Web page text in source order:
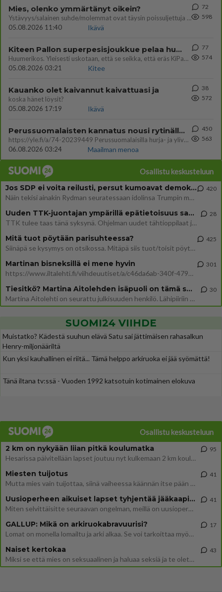
Mies, olenko ymmärtänyt oikein?
Ystävyys/salainen suhde/molemmat ovat täysin poissuljettuja asioita? Nainen
05.08.2026 11:40
Ikävä
72
598
Kiteen Pallon superpesisjoukkue pelaa huumeiden vaikutuksen alaisena
Huumerikos. Yleisesti uskotaan, että se seikka, että eräs KiPan pelaaja kärähtää huumeista, on vain jäävuoren huippu. M
05.08.2026 03:21
Kitee
77
574
Kauanko olet kaivannut kaivattuasi ja
koska hänet löysit?
05.08.2026 17:19
Ikävä
38
572
Perussuomalaisten kannatus nousi rytinällä Ylen tänään julkaisemassa tuoreimmassa gallup-kyselyssä.
https://yle.fi/a/74-20239449 Perussuomalaisilla hurja- ja ylivoimaisesti suurin nousu tässä uudessa Ylen gallupissa. Kyl
06.08.2026 03:24
Maailman menoa
450
563
Osallistu keskusteluun
Jos SDP ei voita reilusti, persut kumoavat demokratian Suomesta
Näin tekisi ainakin Rydman seuratessaan idolinsa Trumpin mallia https://www.is.fi/politiikka/art-2000012187244.html
420
Uuden TTK-juontajan ympärillä epätietoisuus sakenee - Nyt MTV hämmentää soppaa
TTK tulee taas tänä syksynä. Ohjelman uudet tähtioppilaat julkistetaan torstaina 6. elokuuta klo 14 alkavassa lehdistö
28
Mitä tuot pöytään parisuhteessa?
Siinäpä se kysymys on otsikossa. Mitäpä siis tuot/toisit pöytään parisuhteessa? Oletko mies vai nainen? Koetko sen mitä
425
Martinan bisneksillä ei mene hyvin
https://www.iltalehti.fi/viihdeuutiset/a/c46da6ab-340f-4790-aaa7-0865eed2336 Yrityksen konkurssihakemus on tullut kärä
301
Tiesitkö? Martina Aitolehden isäpuoli on tämä suosittu laulaja
Martina Aitolehti on seurattu julkisuuden henkilö. Lähipiiriin mahtuu muitakin tunnettuja henkilöitä. Tiesitkö, että Ma
30
SUOMI24 VIIHDE
Muistatko? Kädestä suuhun elävä Satu sai jättimäisen rahasalkun
Henry-miljonääriltä
Kun yksi kauhallinen ei riitä... Tämä helppo arkiruoka ei jää syömättä!
Tänä iltana tv:ssä - Vuoden 1992 katsotuin kotimainen elokuva
Osallistu keskusteluun
2 km on nykyään liian pitkä koulumatka
Hesarissa päivitellään lapset joutuu nyt kulkemaan 2 km kouluun jösses. Ruostefillarilla tuo matka menee vaikka miten äk
95
Miesten tuijotus
Mutta mies vain tuijottaa, siinä vaiheessa käännän itse pään pois. Mikä juttu? Yleensä jos joku tuijottaa tai katsoo, hä
41
Uusioperheen aikuiset lapset tyhjentää jääkaapin käydessään
Miten selvittäisitte seuraavan ongelman, meillä on uusioperhe, minulla teini-ikäiset lapset ja puolisolla aikuiset, jotk
41
GALLUP: Mikä on arkiruokabravuurisi?
Lomat on monella lomailtu ja arki alkaa. Se voi tarkoittaa myös sitä, että grillailut on grillattu ja palataan arjen ruo
17
Naiset kertokaa
Miksi se että mies on seksuaalinen ja haluaa seksiä ja te olette hänen mielestänne haluttava on vastenmielistä? Mikä sii
43